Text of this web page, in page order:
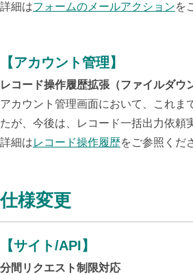
詳細はフォームのメールアクションを
【アカウント管理】
レコード操作履歴拡張（ファイルダウ
アカウント管理画面において、これま
たが、今後は、レコード一括出力依頼
詳細はレコード操作履歴をご参照くだ
仕様変更
【サイト/API】
分間リクエスト制限対応